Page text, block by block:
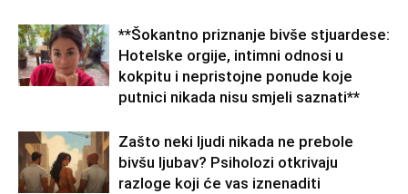
**Šokantno priznanje bivše stjuardese:
Hotelske orgije, intimni odnosi u
kokpitu i nepristojne ponude koje
putnici nikada nisu smjeli saznati**
Zašto neki ljudi nikada ne prebole
bivšu ljubav? Psiholozi otkrivaju
razloge koji će vas iznenaditi